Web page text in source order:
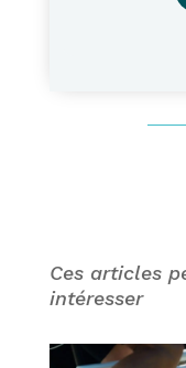
Ces articles
intéresser